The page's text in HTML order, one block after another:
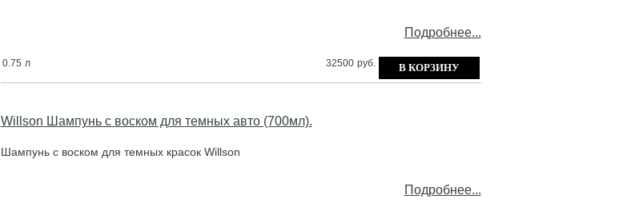
Подробнее...
0.75 л 32500 руб.
Willson Шампунь с воском для темных авто (700мл).
Шaмпунь c вocкoм для тeмныx крacoк Willson
Подробнее...